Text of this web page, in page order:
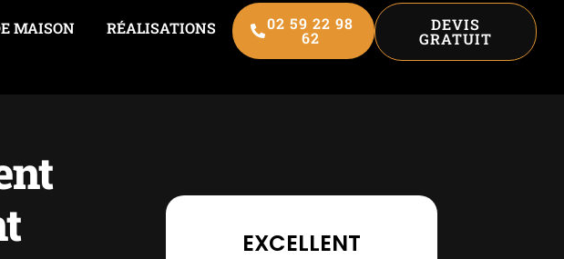
MAISON RÉALISATIONS 02 59 22 98
62
DEVIS
GRATUIT
EXCELLENT